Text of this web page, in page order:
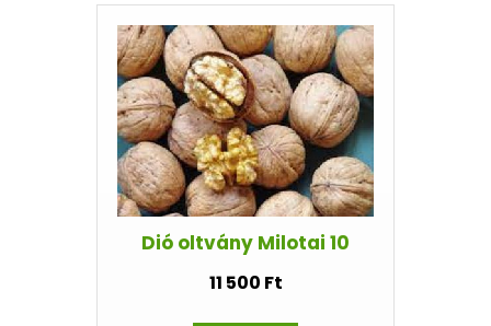
Dió oltvány Milotai 10
11 500 Ft